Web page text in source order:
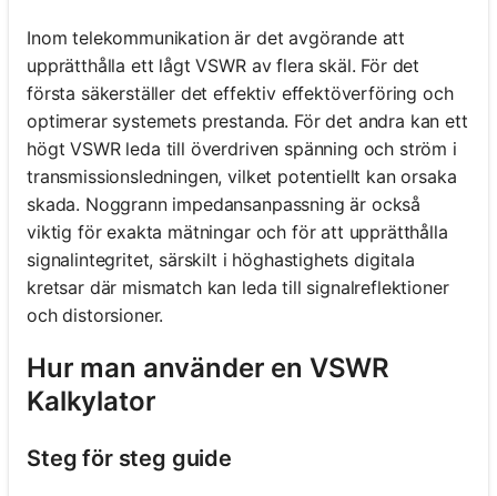
Inom telekommunikation är det avgörande att
upprätthålla ett lågt VSWR av flera skäl. För det
första säkerställer det effektiv effektöverföring och
optimerar systemets prestanda. För det andra kan ett
högt VSWR leda till överdriven spänning och ström i
transmissionsledningen, vilket potentiellt kan orsaka
skada. Noggrann impedansanpassning är också
viktig för exakta mätningar och för att upprätthålla
signalintegritet, särskilt i höghastighets digitala
kretsar där mismatch kan leda till signalreflektioner
och distorsioner.
Hur man använder en VSWR
Kalkylator
Steg för steg guide